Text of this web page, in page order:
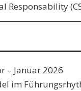
Responsability
– Januar 2026
im